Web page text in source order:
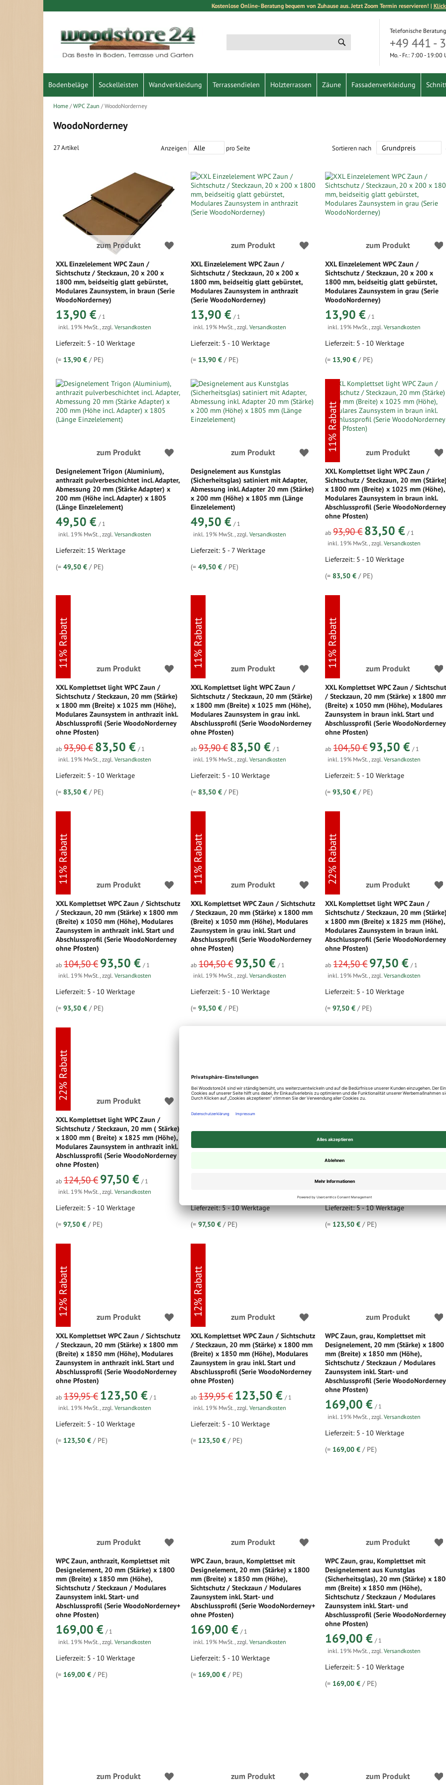
Kostenlose Online- Beratung bequem von Zuhause aus. Jetzt Zoom Termin reservieren! |
Inhalt
Suche
Telefonische
+49 441 -
Mo. - Fr.: 7:00 - 19:00
Bodenbeläge Sockelleisten Wandverkleidung Terrassendielen Holzterrassen Zäune Fassadenverkleidung
Home WPC Zaun WoodoNorderney
WoodoNorderney
27Artikel Anzeigen pro Seite Sortieren nach
zum Produkt
XXL Einzelelement WPC Zaun /
Sichtschutz / Steckzaun, 20 x 200 x
1800 mm, beidseitig glatt gebürstet,
Modulares Zaunsystem, in braun (Serie
WoodoNorderney)
13,90 € / 1
inkl. 19% MwSt., zzgl. Versandkosten
Lieferzeit: 5 - 10 Werktage
(= 13,90 € / PE)
zum Produkt
XXL Einzelelement WPC Zaun /
Sichtschutz / Steckzaun, 20 x 200 x
1800 mm, beidseitig glatt gebürstet,
Modulares Zaunsystem in anthrazit
(Serie WoodoNorderney)
13,90 € / 1
inkl. 19% MwSt., zzgl. Versandkosten
Lieferzeit: 5 - 10 Werktage
(= 13,90 €/ PE)
zum Produkt
XXL Einzelelement WPC Zaun /
Sichtschutz / Steckzaun, 20 x 200 x
1800 mm, beidseitig glatt gebürstet,
Modulares Zaunsystem in grau (Serie
WoodoNorderney)
13,90 € / 1
inkl. 19% MwSt.,zzgl.Versandkosten
Lieferzeit: 5 - 10 Werktage
(= 13,90 € / PE)
zum Produkt
Designelement Trigon (Aluminium),
anthrazit pulverbeschichtet incl. Adapter,
Abmessung 20 mm (Stärke Adapter) x
200 mm (Höhe incl. Adapter) x 1805
(Länge Einzelelement)
49,50 € / 1
inkl. 19% MwSt., zzgl. Versandkosten
Lieferzeit: 15 Werktage
(= 49,50 € / PE)
zum Produkt
Designelement aus Kunstglas
(Sicherheitsglas) satiniert mit Adapter,
Abmessung inkl. Adapter 20 mm (Stärke)
x 200 mm (Höhe) x 1805 mm (Länge
Einzelelement)
49,50 € / 1
inkl. 19% MwSt., zzgl. Versandkosten
Lieferzeit: 5 - 7 Werktage
(= 49,50 €/ PE)
zum Produkt
11% Rabatt
XXL Komplettset light WPC Zaun /
Sichtschutz / Steckzaun, 20 mm
x 1800 mm (Breite) x 1025 mm (Höhe),
Modulares Zaunsystem in braun inkl.
Abschlussprofil (Serie WoodoNorderney
ohne Pfosten)
ab 93,90 €83,50 € / 1
inkl. 19% MwSt.,zzgl.Versandkosten
Lieferzeit: 5 - 10 Werktage
(= 83,50 € / PE)
zum Produkt
11% Rabatt
XXL Komplettset light WPC Zaun /
Sichtschutz / Steckzaun, 20 mm (Stärke)
x 1800 mm (Breite) x 1025 mm (Höhe),
Modulares Zaunsystem in anthrazit inkl.
Abschlussprofil (Serie WoodoNorderney
ohne Pfosten)
ab 93,90 € 83,50 € / 1
inkl. 19% MwSt., zzgl. Versandkosten
Lieferzeit: 5 - 10 Werktage
(= 83,50 € / PE)
zum Produkt
11% Rabatt
XXL Komplettset light WPC Zaun /
Sichtschutz / Steckzaun, 20 mm (Stärke)
x 1800 mm (Breite) x 1025 mm (Höhe),
Modulares Zaunsystem in grau inkl.
Abschlussprofil (Serie WoodoNorderney
ohne Pfosten)
ab 93,90 € 83,50 € / 1
inkl. 19% MwSt., zzgl. Versandkosten
Lieferzeit: 5 - 10 Werktage
(= 83,50 €/ PE)
zum Produkt
11% Rabatt
XXL Komplettset WPC Zaun /
/ Steckzaun, 20 mm (Stärke) x 1800
(Breite) x 1050 mm (Höhe), Modulares
Zaunsystem in braun inkl. Start und
Abschlussprofil (Serie WoodoNorderney
ohne Pfosten)
ab 104,50 €93,50 € / 1
inkl. 19% MwSt.,zzgl.Versandkosten
Lieferzeit: 5 - 10 Werktage
(=93,50 € / PE)
zum Produkt
11% Rabatt
XXL Komplettset WPC Zaun / Sichtschutz
/ Steckzaun, 20 mm (Stärke) x 1800 mm
(Breite) x 1050 mm (Höhe), Modulares
Zaunsystem in anthrazit inkl. Start und
Abschlussprofil (Serie WoodoNorderney
ohne Pfosten)
ab 104,50 € 93,50 € / 1
inkl. 19% MwSt., zzgl. Versandkosten
Lieferzeit: 5 - 10 Werktage
(= 93,50 € / PE)
zum Produkt
11% Rabatt
XXL Komplettset WPC Zaun / Sichtschutz
/ Steckzaun, 20 mm (Stärke) x 1800 mm
(Breite) x 1050 mm (Höhe), Modulares
Zaunsystem in grau inkl. Start und
Abschlussprofil (Serie WoodoNorderney
ohne Pfosten)
ab 104,50 € 93,50 € / 1
inkl. 19% MwSt., zzgl. Versandkosten
Lieferzeit: 5 - 10 Werktage
(= 93,50 €/ PE)
zum Produkt
22% Rabatt
XXL Komplettset light WPC Zaun /
Sichtschutz / Steckzaun, 20 mm
x 1800 mm (Breite) x 1825 mm (Höhe),
Modulares Zaunsystem in braun inkl.
Abschlussprofil (Serie WoodoNorderney
ohne Pfosten)
ab 124,50 €97,50 € / 1
inkl. 19% MwSt.,zzgl.Versandkosten
Lieferzeit: 5 - 10 Werktage
(=97,50 € / PE)
zum Produkt
22% Rabatt
XXL Komplettset light WPC Zaun /
Sichtschutz / Steckzaun, 20 mm ( Stärke)
x 1800 mm ( Breite) x 1825 mm (Höhe),
Modulares Zaunsystem in anthrazit inkl.
Abschlussprofil (Serie WoodoNorderney
ohne Pfosten)
ab 124,50 € 97,50 € / 1
inkl. 19% MwSt., zzgl. Versandkosten
Lieferzeit: 5 - 10 Werktage
(= 97,50 € / PE)
zum Produkt
22% Rabatt
Modulares Zaunsystem in grau inkl.
Lieferzeit: 5 - 10 Werktage
(= 97,50 €/ PE)
zum Produkt
12% Rabatt
(Breite) x 1850 mm (Höhe), Modulares
Zaunsystem in braun inkl. Start und
ohne Pfosten)
ab 139,95 €
Lieferzeit: 5 - 10 Werktage
(= 123,50 € / PE)
zum Produkt
12% Rabatt
XXL Komplettset WPC Zaun / Sichtschutz
/ Steckzaun, 20 mm (Stärke) x 1800 mm
(Breite) x 1850 mm (Höhe), Modulares
Zaunsystem in anthrazit inkl. Start und
Abschlussprofil (Serie WoodoNorderney
ohne Pfosten)
ab 139,95 € 123,50 € / 1
inkl. 19% MwSt., zzgl. Versandkosten
Lieferzeit: 5 - 10 Werktage
(= 123,50 € / PE)
zum Produkt
12% Rabatt
XXL Komplettset WPC Zaun / Sichtschutz
/ Steckzaun, 20 mm (Stärke) x 1800 mm
(Breite) x 1850 mm (Höhe), Modulares
Zaunsystem in grau inkl. Start und
Abschlussprofil (Serie WoodoNorderney
ohne Pfosten)
ab 139,95 € 123,50 € / 1
inkl. 19% MwSt., zzgl. Versandkosten
Lieferzeit: 5 - 10 Werktage
(= 123,50 €/ PE)
zum Produkt
WPC Zaun, grau, Komplettset mit
Designelement, 20 mm (Stärke) x 1800
mm (Breite) x 1850 mm (Höhe),
Sichtschutz / Steckzaun / Modulares
Zaunsystem inkl. Start- und
Abschlussprofil (Serie
ohne Pfosten)
169,00 € / 1
inkl. 19% MwSt.,zzgl.Versandkosten
Lieferzeit: 5 - 10 Werktage
(= 169,00 € / PE)
zum Produkt
WPC Zaun, anthrazit, Komplettset mit
Designelement, 20 mm (Stärke) x 1800
mm (Breite) x 1850 mm (Höhe),
Sichtschutz / Steckzaun / Modulares
Zaunsystem inkl. Start- und
Abschlussprofil (Serie WoodoNorderney+
ohne Pfosten)
169,00 € / 1
inkl. 19% MwSt., zzgl. Versandkosten
Lieferzeit: 5 - 10 Werktage
(= 169,00 € / PE)
zum Produkt
WPC Zaun, braun, Komplettset mit
Designelement, 20 mm (Stärke) x 1800
mm (Breite) x 1850 mm (Höhe),
Sichtschutz / Steckzaun / Modulares
Zaunsystem inkl. Start- und
Abschlussprofil (Serie WoodoNorderney+
ohne Pfosten)
169,00 € / 1
inkl. 19% MwSt., zzgl. Versandkosten
Lieferzeit: 5 - 10 Werktage
(= 169,00 €/ PE)
zum Produkt
WPC Zaun, grau, Komplettset mit
Designelement aus Kunstglas
(Sicherheitsglas), 20 mm (Stärke) x
mm (Breite) x 1850 mm (Höhe),
Sichtschutz / Steckzaun / Modulares
Zaunsystem inkl. Start- und
Abschlussprofil (Serie
ohne Pfosten)
169,00 € / 1
inkl. 19% MwSt.,zzgl.Versandkosten
Lieferzeit: 5 - 10 Werktage
(= 169,00 € / PE)
zum Produkt zum Produkt zum Produkt